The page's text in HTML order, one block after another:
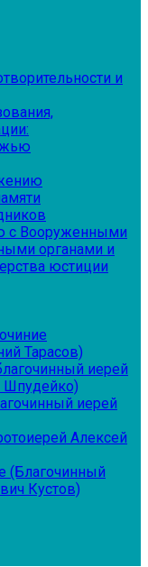
и
с Вооруженными
органами и
юстиции
Тарасов)
иерей
Шпудейко)
иерей
Алексей
(Благочинный
Кустов)